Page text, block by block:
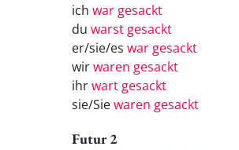
ich war gesackt
du warst gesackt
er/sie/es war gesackt
wirwaren gesackt
ihrwart gesackt
sie/Siewaren gesackt
Futur 2